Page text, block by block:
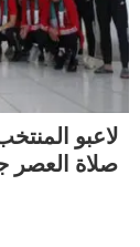
لاعبو
صلاة العصر